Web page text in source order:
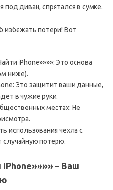
под диван, спрятался в сумке.
избежать потери! Вот
iPhone»»»»: Это основа
ниже).
Это защитит ваши данные,
в чужие руки.
местах: Не
использования чехла с
потерю.
– Ваш